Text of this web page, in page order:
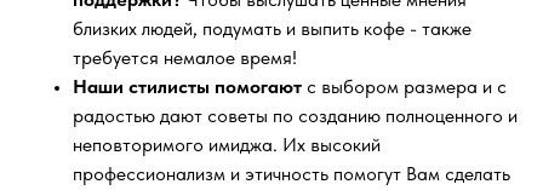
близких людей, подумать и выпить кофе - также
требуется немалое время!
Наши стилисты помогают с выбором размера и с
радостью дают советы по созданию полноценного и
неповторимого имиджа. Их высокий
профессионализм и этичность помогут Вам сделать